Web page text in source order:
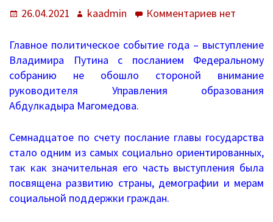
Приказы
Архив приказов
Информационные письма
Письма 2021-2023
Письма 2019-2020
Письма 2018-2019
Опубликовано
26.04.2021 Автор
kaadmin Комментариев к
послание
собранию
нет
Главное политическое событие года – выступление
Владимира Путина с посланием Федеральному
собранию не обошло стороной внимание
руководителя Управления образования
Абдулкадыра Магомедова.
Семнадцатое по счету послание главы государства
стало одним из самых социально ориентированных,
так как значительная его часть выступления была
посвящена развитию страны, демографии и мерам
социальной поддержки граждан.